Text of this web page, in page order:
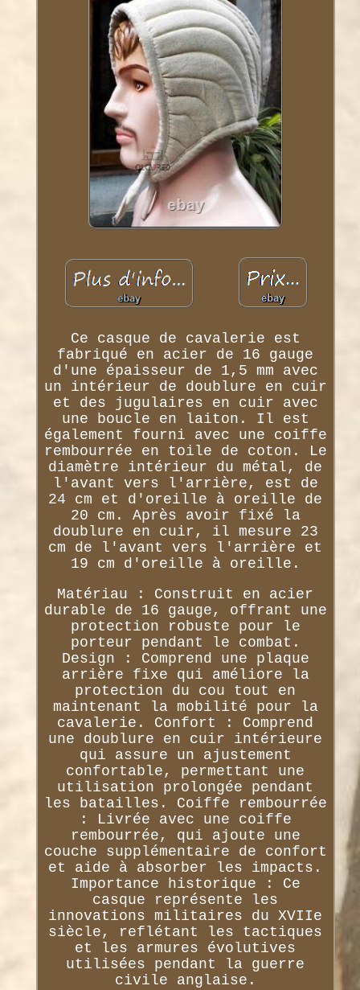
Ce casque de cavalerie est
fabriqué en acier de 16 gauge
d'une épaisseur de 1,5 mm avec
un intérieur de doublure en cuir
et des jugulaires en cuir avec
une boucle en laiton. Il est
également fourni avec une coiffe
rembourrée en toile de coton. Le
diamètre intérieur du métal, de
l'avant vers l'arrière, est de
24 cm et d'oreille à oreille de
20 cm. Après avoir fixé la
doublure en cuir, il mesure 23
cm de l'avant vers l'arrière et
19 cm d'oreille à oreille.
Matériau : Construit en acier
durable de 16 gauge, offrant une
protection robuste pour le
porteur pendant le combat.
Design : Comprend une plaque
arrière fixe qui améliore la
protection du cou tout en
maintenant la mobilité pour la
cavalerie. Confort : Comprend
une doublure en cuir intérieure
qui assure un ajustement
confortable, permettant une
utilisation prolongée pendant
les batailles. Coiffe rembourrée
: Livrée avec une coiffe
rembourrée, qui ajoute une
couche supplémentaire de confort
et aide à absorber les impacts.
Importance historique : Ce
casque représente les
innovations militaires du XVIIe
siècle, reflétant les tactiques
et les armures évolutives
utilisées pendant la guerre
civile anglaise.